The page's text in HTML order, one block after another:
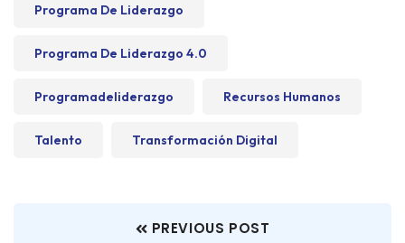
Programa De Liderazgo
Programa De Liderazgo 4.0
Programadeliderazgo Recursos Humanos
Talento Transformación Digital
PREVIOUS POST